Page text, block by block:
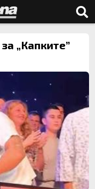
„Капките”